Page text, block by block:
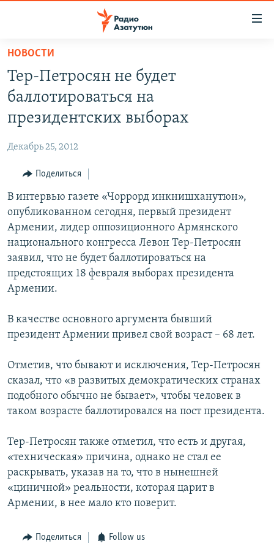
Перейти
основному
содержанию
основной
навигации
Перейти
поиску
НОВОСТИ
ЭКОНОМИКА
РЕГИОН
НАГОРНЫЙ КАРАБАХ
КУЛЬТУРА
СПОРТ
АРХИВ
Հայերեն
English
Русский
Все сайты Радио Азатутюн
НОВОСТИ
Тер-Петросян не будет
баллотироваться на
президентских выборах
Декабрь 25, 2012
Поделиться
В интервью газете «Чоррорд инкнишханутюн»,
опубликованном сегодня, первый президент
Армении, лидер оппозиционного Армянского
национального конгресса Левон Тер-Петросян
заявил, что не будет баллотироваться на
предстоящих 18 февраля выборах президента
Армении.
В качестве основного аргумента бывший
президент Армении привел свой возраст – 68 лет.
Отметив, что бывают и исключения, Тер-Петросян
сказал, что «в развитых демократических странах
подобного обычно не бывает», чтобы человек в
таком возрасте баллотировался на пост президента.
Тер-Петросян также отметил, что есть и другая,
«техническая» причина, однако не стал ее
раскрывать, указав на то, что в нынешней
«циничной» реальности, которая царит в
Армении, в нее мало кто поверит.
Поделиться Follow us